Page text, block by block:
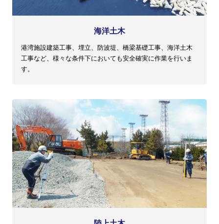
海洋土木
港湾施設建築工事、埋立、防波堤、橋梁基礎工事、海洋土木
工事など、様々な条件下においても安全確実に作業を行いま
す。